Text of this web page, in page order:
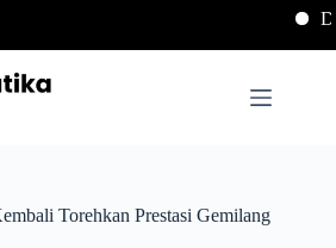
Torehkan Prestasi Gemilang